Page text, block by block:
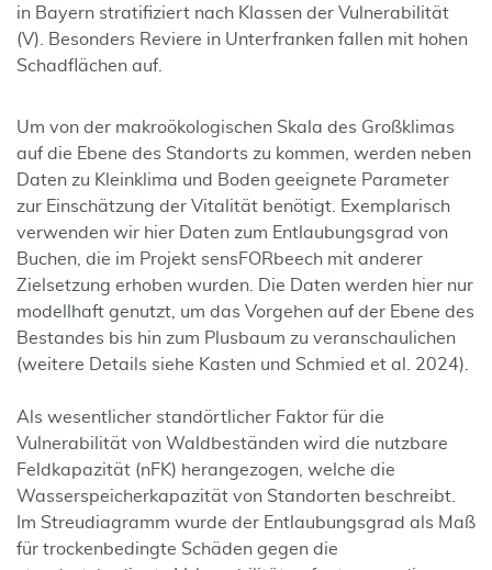
in Bayern stratifiziert nach Klassen der Vulnerabilität
(V). Besonders Reviere in Unterfranken fallen mit hohen
Schadflächen auf.
Um von der makroökologischen Skala des Großklimas
auf die Ebene des Standorts zu kommen, werden neben
Daten zu Kleinklima und Boden geeignete Parameter
zur Einschätzung der Vitalität benötigt. Exemplarisch
verwenden wir hier Daten zum Entlaubungsgrad von
Buchen, die im Projekt sensFORbeech mit anderer
Zielsetzung erhoben wurden. Die Daten werden hier nur
modellhaft genutzt, um das Vorgehen auf der Ebene des
Bestandes bis hin zum Plusbaum zu veranschaulichen
(weitere Details siehe Kasten und Schmied et al. 2024).
Als wesentlicher standörtlicher Faktor für die
Vulnerabilität von Waldbeständen wird die nutzbare
Feldkapazität (nFK) herangezogen, welche die
Wasserspeicherkapazität von Standorten beschreibt.
Im Streudiagramm wurde der Entlaubungsgrad als Maß
für trockenbedingte Schäden gegen die